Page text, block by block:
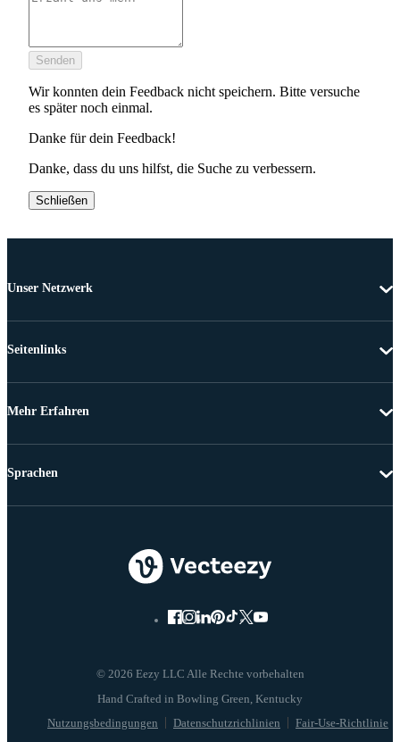
Senden
Wir konnten dein Feedback nicht speichern. Bitte versuche
es später noch einmal.
Danke für dein Feedback!
Danke, dass du uns hilfst, die Suche zu verbessern.
Schließen
Unser Netzwerk
Seitenlinks
Mehr Erfahren
© 2026 Eezy LLC Alle Rechte vorbehalten
Nutzungsbedingungen Datenschutzrichlinien Fair-Use-Richtlinie
Sprachen